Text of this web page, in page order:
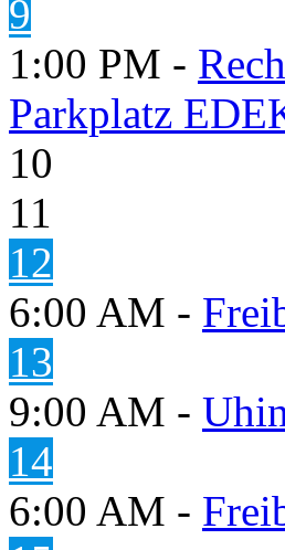
9
1:00 PM -
Parkplatz
10
11
12
6:00 AM -
13
9:00 AM -
14
6:00 AM -